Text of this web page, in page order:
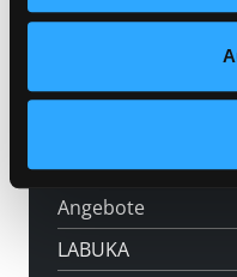
Mitgliedschaft
Angebote
LABUKA